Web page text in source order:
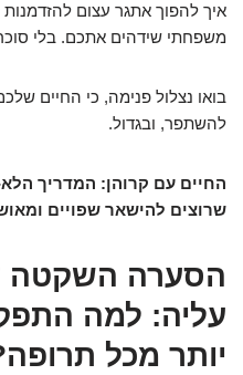
איך להפוך אתגר עצום
משפחתי שידהים אתכם. בלי
בואו נצלול פנימה, כי החיים
להשתפר, ובגדול.
החיים עם קרוהן: המדריך
שרוצים להישאר שפויים
הסערה השקטה
עליה: למה
יותר מכל